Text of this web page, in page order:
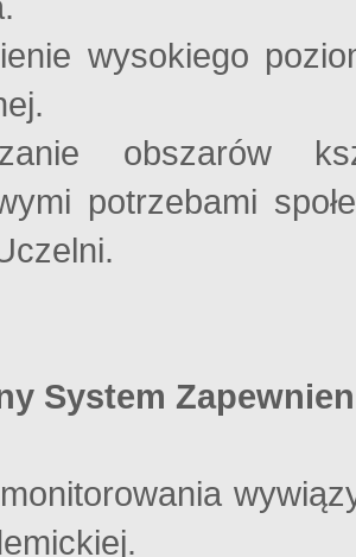
wysokiego
obszarów
potrzebami
System